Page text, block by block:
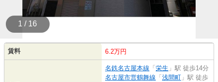
1 / 16
賃料 6.2万円
名鉄名古屋本線 「 栄生 」駅 徒歩14分
名古屋市営鶴舞線 「 浅間町 」駅 徒歩